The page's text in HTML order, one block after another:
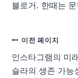
블로거. 한때는
이전 페이지
인스타그램의 미
슬라의 생존 가능